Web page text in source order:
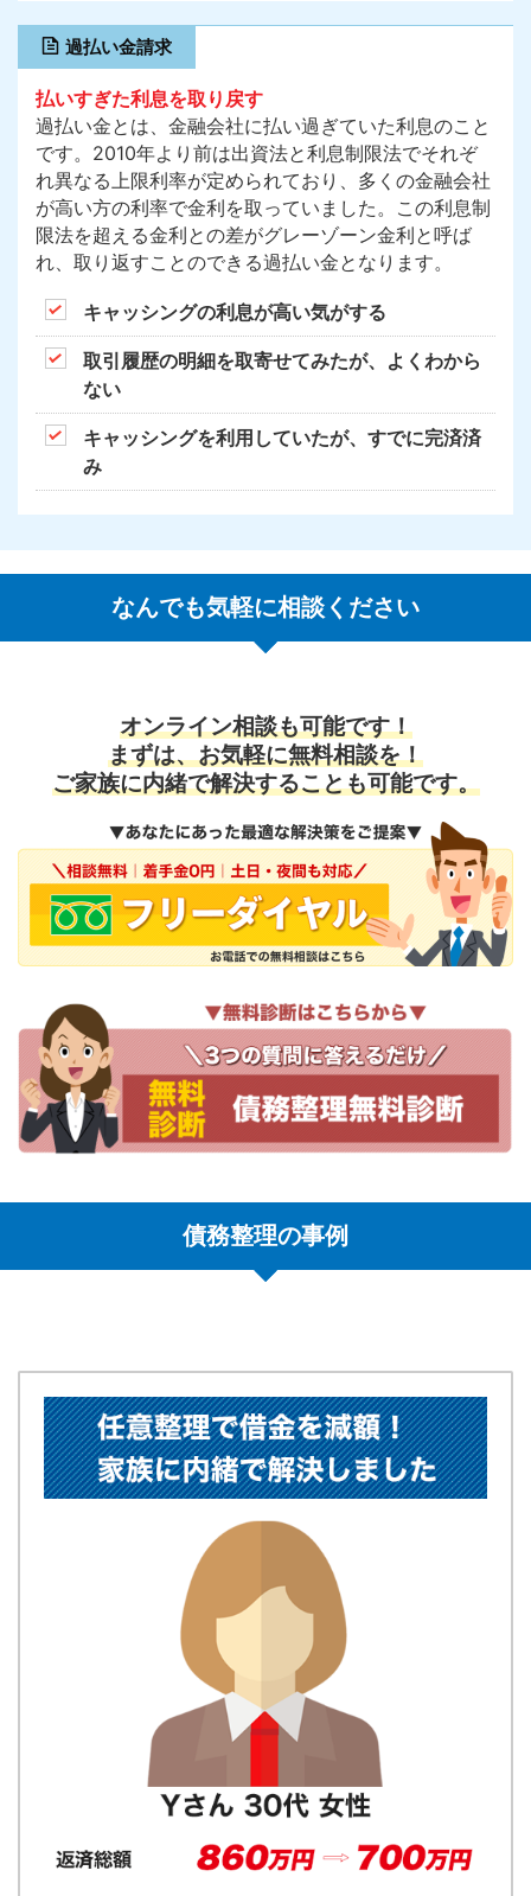
過払い金請求
払いすぎた利息を取り戻す
過払い金とは、金融会社に払い過ぎていた利息のこと
です。2010年より前は出資法と利息制限法でそれぞ
れ異なる上限利率が定められており、多くの金融会社
が高い方の利率で金利を取っていました。この利息制
限法を超える金利との差がグレーゾーン金利と呼ば
れ、取り返すことのできる過払い金となります。
キャッシングの利息が高い気がする
取引履歴の明細を取寄せてみたが、よくわから
ない
キャッシングを利用していたが、すでに完済済
み
なんでも気軽に相談ください
オンライン相談も可能です！
まずは、お気軽に無料相談を！
ご家族に内緒で解決することも可能です。
債務整理の事例